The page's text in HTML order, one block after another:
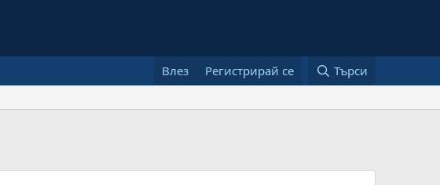
Влез Регистрирай се Търси